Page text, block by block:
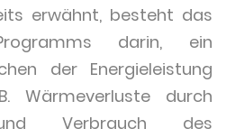
erwähnt, besteht das
darin, ein
der Energieleistung
Wärmeverluste durch
Verbrauch des